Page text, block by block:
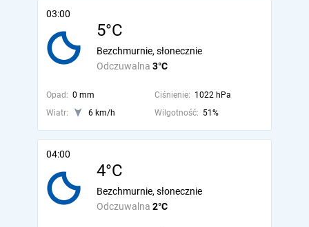
03:00
5°C
Odczuwalna 3°C
Bezchmurnie, słonecznie
Opad: 0 mm Ciśnienie: 1022 hPa
Wiatr:
6 km/h Wilgotność: 51%
04:00
4°C
Odczuwalna 2°C
Bezchmurnie, słonecznie